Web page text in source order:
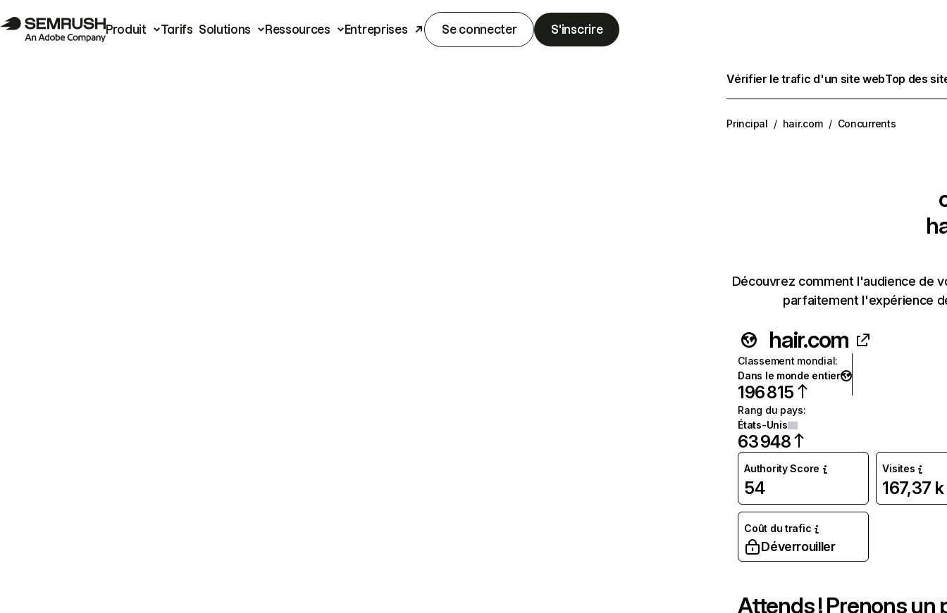
Produit Tarifs Solutions Ressources Entreprises Se connecter S'inscrire
Vérifier le trafic d'un site webTop des
Principal / hair.com / Concurrents
Découvrez comment l'audience de
parfaitement l'expérience
hair.com
Classement mondial:
Dans le monde entier
196 815
Rang du pays:
États-Unis
63 948
Authority Score
54
Visites
167,37 k
Coût du trafic
Déverrouiller
Attends ! Prenons un